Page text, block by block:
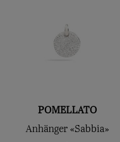
POMELLATO
Anhänger «Sabbia»